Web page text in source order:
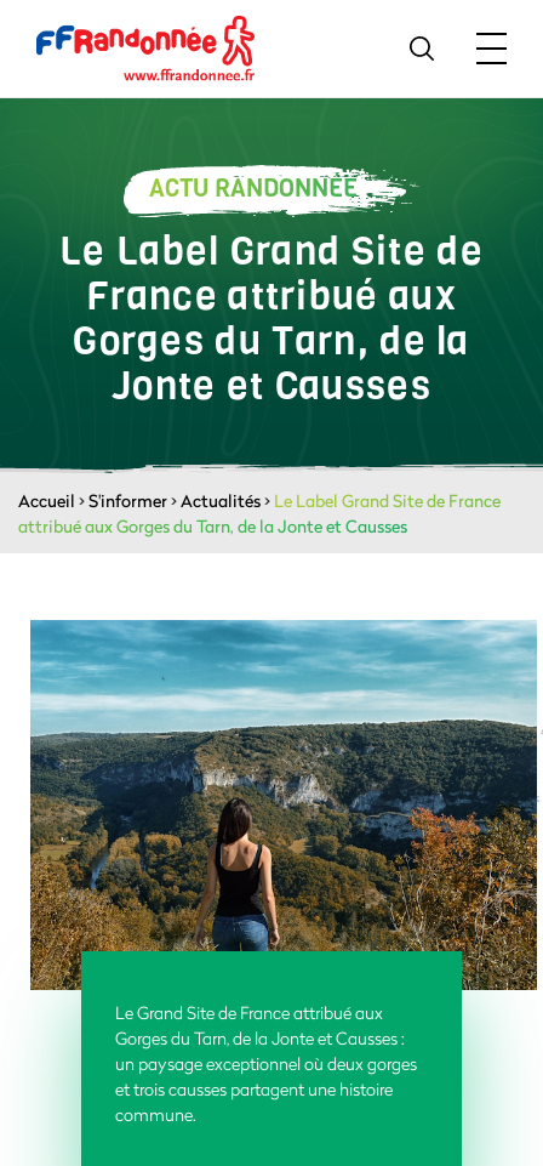
ACTU RANDONNÉE
Le Label Grand Site de
France attribué aux
Gorges du Tarn, de la
Jonte et Causses
Accueil >S'informer>Actualités> Le Label Grand Site de France
attribué aux Gorges du Tarn, de la Jonte et Causses
Le Grand Site de France attribué aux
Gorges du Tarn, de la Jonte et Causses :
un paysage exceptionnel où deux gorges
et trois causses partagent une histoire
commune.